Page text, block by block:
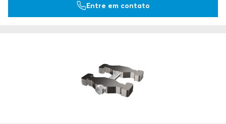
Entre em contato